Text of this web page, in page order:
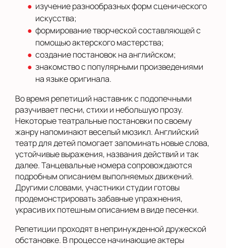
изучение разнообразных форм сценического
искусства;
формирование творческой составляющей с
помощью актерского мастерства;
создание постановок на английском;
знакомство с популярными произведениями
на языке оригинала.
Во время репетиций наставник с подопечными
разучивает песни, стихи и небольшую прозу.
Некоторые театральные постановки по своему
жанру напоминают веселый мюзикл. Английский
театр для детей помогает запоминать новые слова,
устойчивые выражения, названия действий и так
далее. Танцевальные номера сопровождаются
подробным описанием выполняемых движений.
Другими словами, участники студии готовы
продемонстрировать забавные упражнения,
украсив их потешным описанием в виде песенки.
Репетиции проходят в непринужденной дружеской
обстановке. В процессе начинающие актеры